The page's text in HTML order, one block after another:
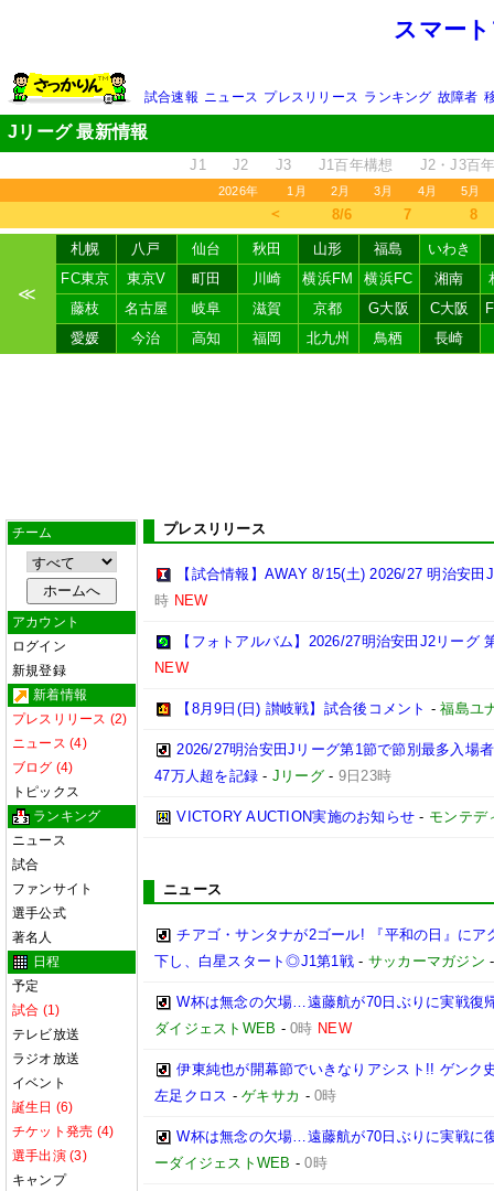
スマー
試合速報 ニュース プレスリリース ランキング 故障者
Jリーグ 最新情報
J1 J2 J3 J1百年構想 J2・J3百
2026年 1月 2月 3月 4月 5月
＜ 8/6 7 8
≪
札幌 八戸 仙台 秋田 山形 福島
いわき
FC東京
東京V 町田 川崎 横浜FM 横浜FC 湘南
藤枝
名古屋 岐阜 滋賀 京都 G大阪 C大阪
愛媛
今治 高知 福岡 北九州 鳥栖 長崎
チーム
アカウント
ログイン
新規登録
新着情報
プレスリリース (2)
ニュース (4)
ブログ (4)
トピックス
ランキング
ニュース
試合
ファンサイト
選手公式
著名人
日程
予定
試合 (1)
テレビ放送
ラジオ放送
イベント
誕生日 (6)
チケット発売 (4)
選手出演 (3)
キャンプ
プレスリリース
【試合情報】AWAY 8/15(土) 2026/27 明治安
時 NEW
【フォトアルバム】2026/27明治安田J2リーグ
NEW
【8月9日(日) 讃岐戦】試合後コメント -福島ユ
2026/27明治安田Jリーグ第1節で節別最多入場
47万人超を記録 - Jリーグ - 9日23時
VICTORY AUCTION実施のお知らせ - モンテデ
ニュース
チアゴ・サンタナが2ゴール! 『平和の日』に
下し、白星スタート◎J1第1戦 - サッカーマガジン
W杯は無念の欠場…遠藤航が70日ぶりに実戦復
ダイジェストWEB -0時 NEW
伊東純也が開幕節でいきなりアシスト!! ゲンク
左足クロス -ゲキサカ -0時
W杯は無念の欠場…遠藤航が70日ぶりに実戦に
ーダイジェストWEB -0時